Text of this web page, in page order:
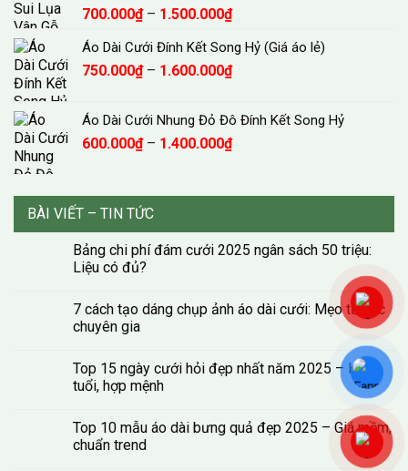
1.500.000₫
700.000₫ – 1.500.000₫Khoảng
từ
700.000₫
1.500.000₫
Áo Dài Cưới Đính Kết Song Hỷ (Giá áo lẻ)
750.000₫ – 1.600.000₫Khoảng
750.000₫
đến
Áo Dài Cưới Nhung Đỏ Đô Đính Kết Song Hỷ
600.000₫ – 1.400.000₫Khoảng
600.000₫
1.400.000₫
BÀI VIẾT – TIN TỨC
Bảng chi phí đám cưới 2025 ngân sách 50 triệu:
Liệu có đủ?
7 cách tạo dáng chụp ảnh áo dài cưới: Mẹo từ các
chuyên gia
Top 15 ngày cưới hỏi đẹp nhất năm 2025 – Hợp
tuổi, hợp mệnh
Top 10 mẫu áo dài bưng quả đẹp 2025 – Giá mềm,
chuẩn trend